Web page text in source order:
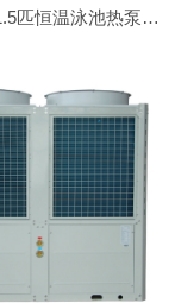
【OEM】1.5匹恒温泳池热泵●侧吹